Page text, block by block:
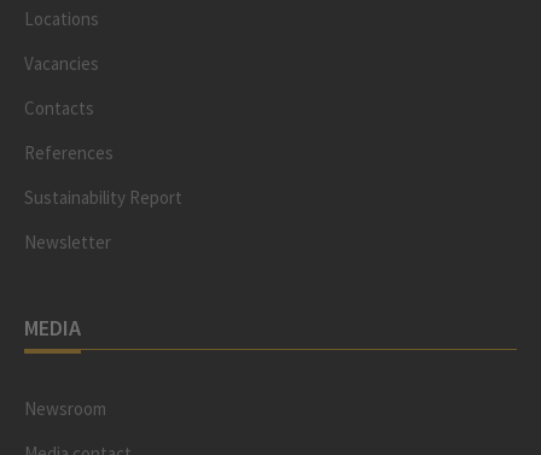
Locations
Vacancies
Contacts
References
Sustainability Report
Newsletter
MEDIA
Newsroom